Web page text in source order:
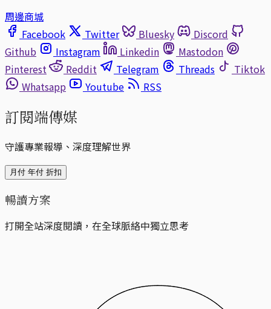
周邊商城
Facebook
Twitter Bluesky
Discord
Github
Instagram Linkedin
Mastodon
Pinterest
Reddit Telegram Threads
Tiktok
Whatsapp
Youtube RSS
訂閱端傳媒
守護專業報導、深度理解世界
月付 年付 折扣
暢讀方案
打開全站深度閱讀，在全球脈絡中獨立思考